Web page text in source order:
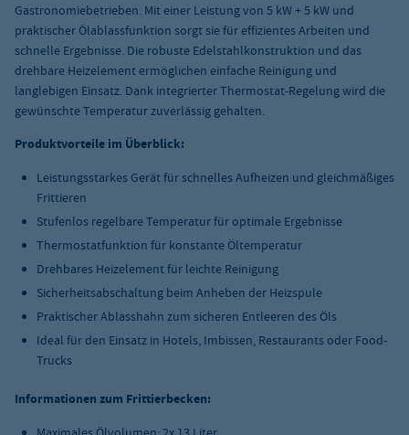
Gastronomiebetrieben. Mit einer Leistung von 5 kW + 5 kW und
praktischer Ölablassfunktion sorgt sie für effizientes Arbeiten und
schnelle Ergebnisse. Die robuste Edelstahlkonstruktion und das
drehbare Heizelement ermöglichen einfache Reinigung und
langlebigen Einsatz. Dank integrierter Thermostat-Regelung wird die
gewünschte Temperatur zuverlässig gehalten.
Produktvorteile im Überblick:
Leistungsstarkes Gerät für schnelles Aufheizen und gleichmäßiges
Frittieren
Stufenlos regelbare Temperatur für optimale Ergebnisse
Thermostatfunktion für konstante Öltemperatur
Drehbares Heizelement für leichte Reinigung
Sicherheitsabschaltung beim Anheben der Heizspule
Praktischer Ablasshahn zum sicheren Entleeren des Öls
Ideal für den Einsatz in Hotels, Imbissen, Restaurants oder Food-
Trucks
Informationen zum Frittierbecken: